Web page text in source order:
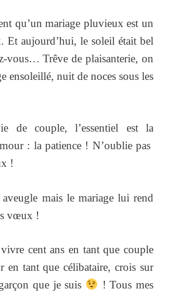
qu’un mariage pluvieux est un
Et aujourd’hui, le soleil était bel
vous… Trêve de plaisanterie, on
ensoleillé, nuit de noces sous les
de couple, l’essentiel est la
: la patience ! N’oublie pas
!
aveugle mais le mariage lui rend
vœux !
cent ans en tant que couple
en tant que célibataire, crois sur
que je suis
! Tous mes